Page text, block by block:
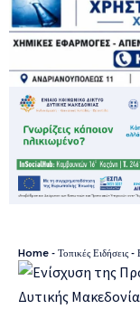
Home - Τοπικές Ειδήσεις -